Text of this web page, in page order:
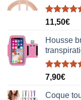
Note5.00
11,50€
Housse
Note5.00
7,90€
Coque